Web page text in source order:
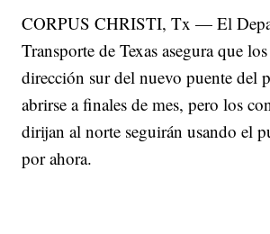
CORPUS CHRISTI, Tx — El
Transporte de Texas asegura que
dirección sur del nuevo puente del
abrirse a finales de mes, pero los
dirijan al norte seguirán usando el
por ahora.